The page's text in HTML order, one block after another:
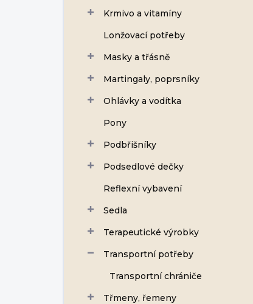
Krmivo a vitamíny
Lonžovací potřeby
Masky a třásně
Martingaly, poprsníky
Ohlávky a vodítka
Pony
Podbřišníky
Podsedlové dečky
Reflexní vybavení
Sedla
Terapeutické výrobky
Transportní potřeby
Transportní chrániče
Třmeny, řemeny